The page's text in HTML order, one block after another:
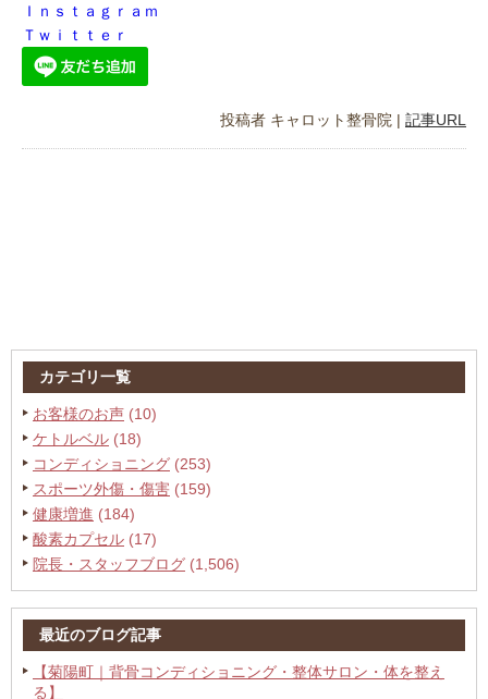
Ｉｎｓｔａｇｒａｍ
Ｔｗｉｔｔｅｒ
投稿者 キャロット整骨院 | 記事URL
カテゴリ一覧
お客様のお声 (10)
ケトルベル (18)
コンディショニング (253)
スポーツ外傷・傷害 (159)
健康増進 (184)
酸素カプセル (17)
院長・スタッフブログ (1,506)
最近のブログ記事
【菊陽町｜背骨コンディショニング・整体サロン・体を整え
る】